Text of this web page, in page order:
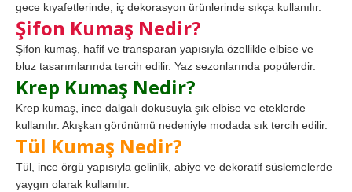
gece kıyafetlerinde, iç dekorasyon ürünlerinde sıkça kullanılır.
Şifon Kumaş Nedir?
Şifon kumaş, hafif ve transparan yapısıyla özellikle elbise ve
bluz tasarımlarında tercih edilir. Yaz sezonlarında popülerdir.
Krep Kumaş Nedir?
Krep kumaş, ince dalgalı dokusuyla şık elbise ve eteklerde
kullanılır. Akışkan görünümü nedeniyle modada sık tercih edilir.
Tül Kumaş Nedir?
Tül, ince örgü yapısıyla gelinlik, abiye ve dekoratif süslemelerde
yaygın olarak kullanılır.